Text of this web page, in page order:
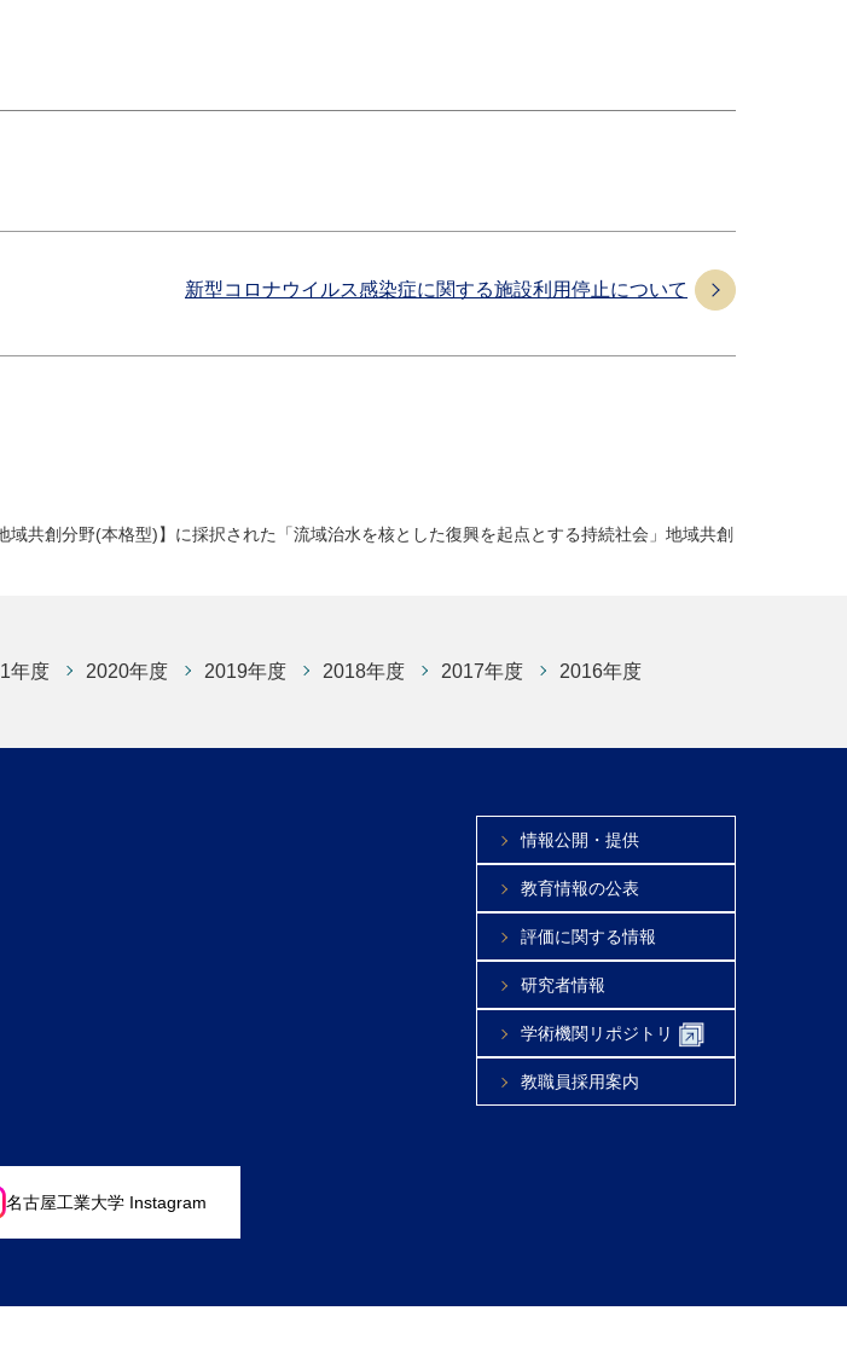
新型コロナウイルス感染症に関する施設利用停止について
共創分野(本格型)】に採択された「流域治水を核とした復興を起点とする持続社会」地域共創
年度 2020年度 2019年度 2018年度 2017年度 2016年度
情報公開・提供
教育情報の公表
評価に関する情報
研究者情報
学術機関リポジトリ
教職員採用案内
名古屋工業大学 Instagram